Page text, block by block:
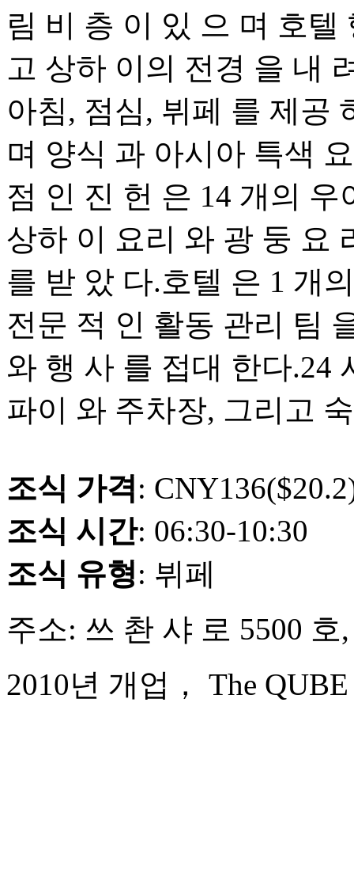
림 비 층 이 있 으 며 호텔
고 상하 이의 전경 을 내
아침, 점심, 뷔페 를 제공
며 양식 과 아시아 특색
점 인 진 헌 은 14 개의
상하 이 요리 와 광 둥 요
를 받 았 다.호텔 은 1 개
전문 적 인 활동 관리 팀
와 행 사 를 접대 한다.24
파이 와 주차장, 그리고
조식 가격:
조식 시간: 06:30-10:30
조식 유형: 뷔페
주소: 쓰 촨 샤 로 5500 호
2010년 개업， The